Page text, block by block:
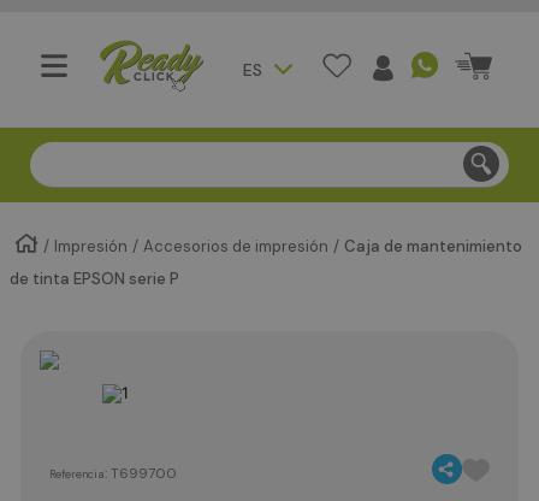
ES
Compra segura - Entregas en Bogotá en menos de 3
Impresión Accesorios de impresión
Caja de mantenimiento
de tinta EPSON serie P
Referencia:T699700